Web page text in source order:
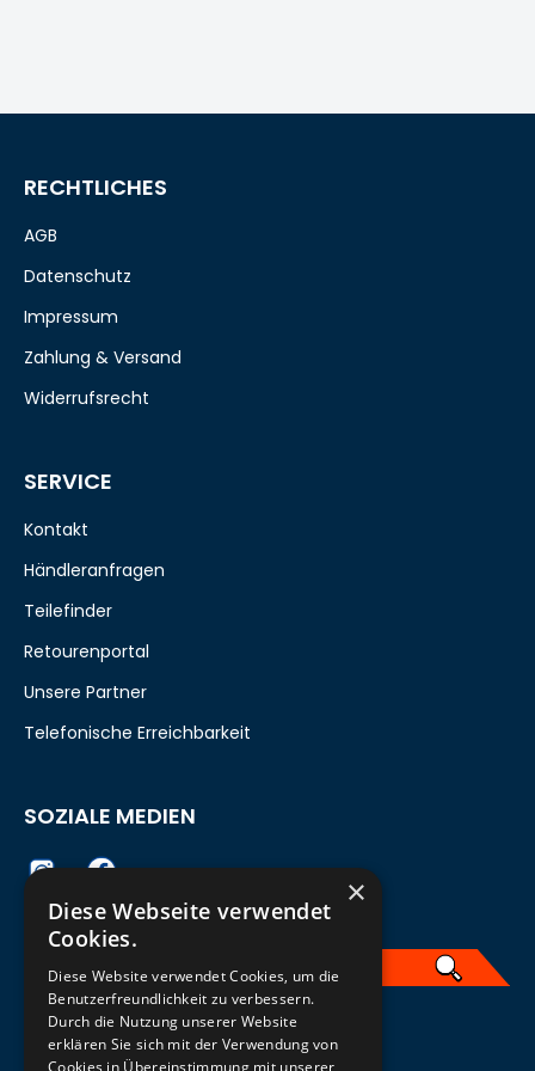
RECHTLICHES
AGB
Datenschutz
Impressum
Zahlung & Versand
Widerrufsrecht
SERVICE
Kontakt
Händleranfragen
Teilefinder
Retourenportal
Unsere Partner
Telefonische Erreichbarkeit
SOZIALE MEDIEN
German
×
Diese Webseite verwendet
Cookies.
Diese Website verwendet Cookies, um die
Benutzerfreundlichkeit zu verbessern.
Durch die Nutzung unserer Website
erklären Sie sich mit der Verwendung von
Cookies in Übereinstimmung mit unserer